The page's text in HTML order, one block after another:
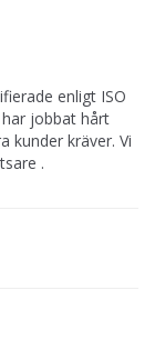
enligt ISO
har jobbat hårt
kunder kräver. Vi
.